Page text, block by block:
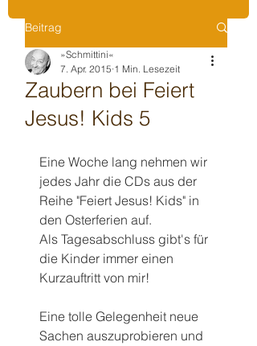
Beitrag
Zaubern bei Feiert
Jesus! Kids 5
»Schmittini«
7. Apr. 2015 1 Min. Lesezeit
Eine Woche lang nehmen wir
jedes Jahr die CDs aus der
Reihe "Feiert Jesus! Kids" in
den Osterferien auf.
Als Tagesabschluss gibt's für
die Kinder immer einen
Kurzauftritt von mir!
Eine tolle Gelegenheit neue
Sachen auszuprobieren und